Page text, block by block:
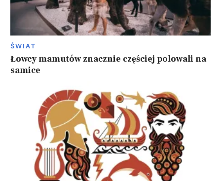
ŚWIAT
Łowcy mamutów znacznie częściej polowali na
samice